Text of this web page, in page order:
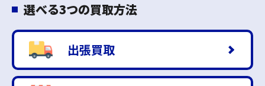
選べる3つの買取方法
出張買取